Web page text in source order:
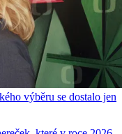
výběru se dostalo jen